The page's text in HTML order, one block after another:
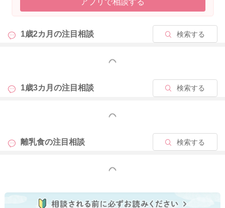
あげて良いと思います。
そして、食事でとれなかった栄養は、おやつの時間を設けて、
食事の一部となるものを与えて、１日の栄養バランスが整う様
幼児期のおやつは食事の一部となる補食が望ましいです。おに
トケーキ、果物、ヨーグルトなど、エネルギーやカルシウムや
ビタミンなどが補えるものを１日１回～２回を目安に与えてい
また、食事はお子様主導にすすめると良いですよ。
上記したように、食べさせられる事を極端に嫌う月齢ですの
偏食外来のパンフレットに参考となる内容が書かれていますの
アプリで相談する
1歳2カ月の注目相談 検索する
もっと見る
1歳3カ月の注目相談 検索する
もっと見る
離乳食の注目相談 検索する
もっと見る